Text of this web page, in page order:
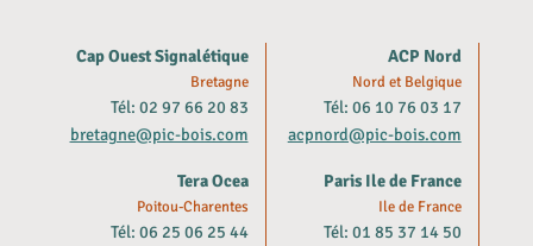
Cap Ouest Signalétique
Bretagne
Tél: 02 97 66 20 83
bretagne@pic-bois.com
Tera Ocea
Poitou-Charentes
Tél: 06 25 06 25 44
ACP Nord
Nord et Belgique
Tél: 06 10 76 03 17
acpnord@pic-bois.com
Paris Ile de France
Ile de France
Tél: 01 85 37 14 50